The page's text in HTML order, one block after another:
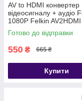
AV to HDMI конвертер
відеосигналу + аудіо
1080P Felkin AV2HDMI
Готово до відправки
550 ₴ 665 ₴
Купити